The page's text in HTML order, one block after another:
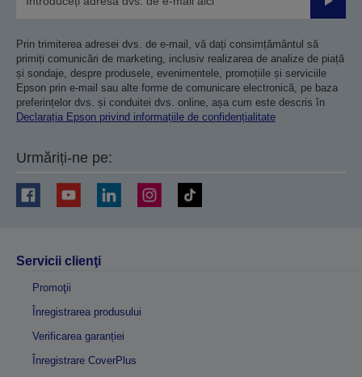
Prin trimiterea adresei dvs. de e-mail, vă dați consimțământul să
primiți comunicări de marketing, inclusiv realizarea de analize de piață
și sondaje, despre produsele, evenimentele, promoțiile și serviciile
Epson prin e-mail sau alte forme de comunicare electronică, pe baza
preferințelor dvs. și conduitei dvs. online, așa cum este descris în
Declarația Epson privind informațiile de confidențialitate
Urmăriți-ne pe:
Servicii clienţi
Promoţii
Înregistrarea produsului
Verificarea garanției
Înregistrare CoverPlus